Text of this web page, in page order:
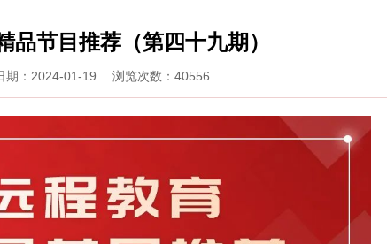
品节目推荐（第四十九期）
期：2024-01-19 浏览次数：40556